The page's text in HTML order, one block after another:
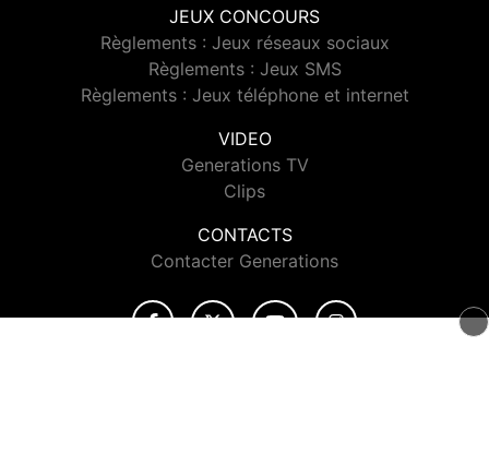
JEUX CONCOURS
Règlements : Jeux réseaux sociaux
Règlements : Jeux SMS
Règlements : Jeux téléphone et internet
VIDEO
Generations TV
Clips
CONTACTS
Contacter Generations